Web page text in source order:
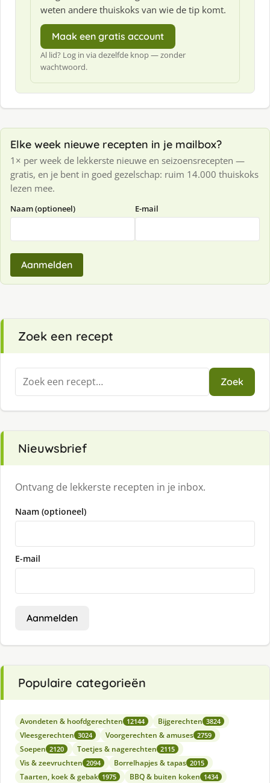
weten andere thuiskoks van wie de tip komt.
Maak een gratis account
Al lid? Log in via dezelfde knop — zonder
wachtwoord.
Elke week nieuwe recepten in je mailbox?
1× per week de lekkerste nieuwe en seizoensrecepten —
gratis, en je bent in goed gezelschap: ruim 14.000 thuiskoks
lezen mee.
Naam (optioneel) E-mail
Aanmelden
Zoek een recept
Zoeken
naar:
Zoek
Nieuwsbrief
Ontvang de lekkerste recepten in je inbox.
Naam (optioneel)
E-mail
Aanmelden
Populaire categorieën
Avondeten & hoofdgerechten 12144 Bijgerechten 3824
Vleesgerechten 3024 Voorgerechten & amuses 2759
Soepen 2120 Toetjes & nagerechten 2115
Vis & zeevruchten 2094 Borrelhapjes & tapas 2015
Taarten, koek & gebak 1975 BBQ & buiten koken 1434